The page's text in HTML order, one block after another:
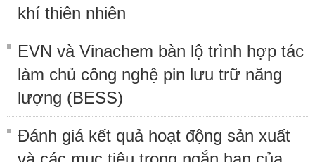
khí thiên nhiên
EVN và Vinachem bàn lộ trình hợp tác
làm chủ công nghệ pin lưu trữ năng
lượng (BESS)
Đánh giá kết quả hoạt động sản xuất